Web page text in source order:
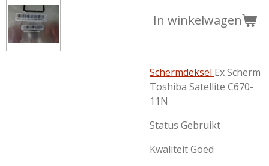
In winkelwagen
Schermdeksel Ex Scherm
Toshiba Satellite C670-
11N
Status Gebruikt
Kwaliteit Goed